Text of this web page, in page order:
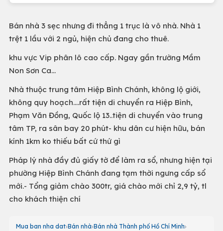
Bán nhà 3 sẹc nhưng đi thẳng 1 trục là vô nhà. Nhà 1
trệt 1 lầu với 2 ngủ, hiện chủ đang cho thuê.
khu vực Vip phân lô cao cấp. Ngay gần trường Mầm
Non Sơn Ca...
Nhà thuộc trung tâm Hiệp Bình Chánh, không lộ giới,
không quy hoạch....rất tiện di chuyển ra Hiệp Bình,
Phạm Văn Đồng, Quốc lộ 13..tiện di chuyển vào trung
tâm TP, ra sân bay 20 phút- khu dân cư hiện hữu, bán
kính 1km ko thiếu bất cứ thứ gì
Pháp lý nhà đầy đủ giấy tờ để làm ra sổ, nhưng hiện tại
phường Hiệp Bình Chánh đang tạm thời ngưng cấp sổ
mới.- Tổng giảm chào 300tr, giá chào mới chỉ 2,9 tỷ, tl
cho khách thiện chí
Mua ban nha dat Bán nhà Bán nhà Thành phố Hồ Chí Minh